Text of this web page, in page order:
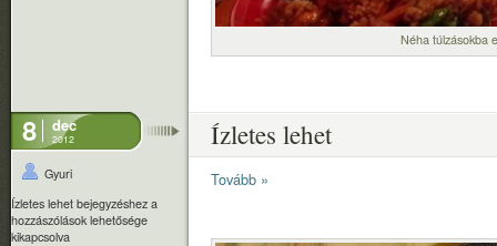
Néha túlzásokba
8 dec
2012
Gyuri
Ízletes lehet bejegyzéshez a
hozzászólások lehetősége
kikapcsolva
Ízletes lehet
Tovább »